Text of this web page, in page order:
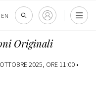
EN
Originali
2025, ORE 11:00 •